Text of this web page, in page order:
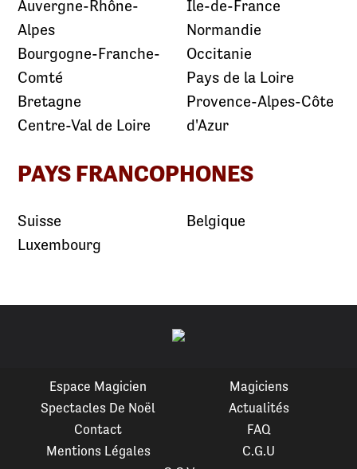
Auvergne-Rhône-
Alpes
Bourgogne-Franche-
Comté
Bretagne
Centre-Val de Loire
Île-de-France
Normandie
Occitanie
Pays de la Loire
Provence-Alpes-Côte
d'Azur
PAYS FRANCOPHONES
Suisse
Luxembourg
Belgique
Espace Magicien
Magiciens
Spectacles De Noël
Actualités
Contact
FAQ
Mentions Légales
C.G.U